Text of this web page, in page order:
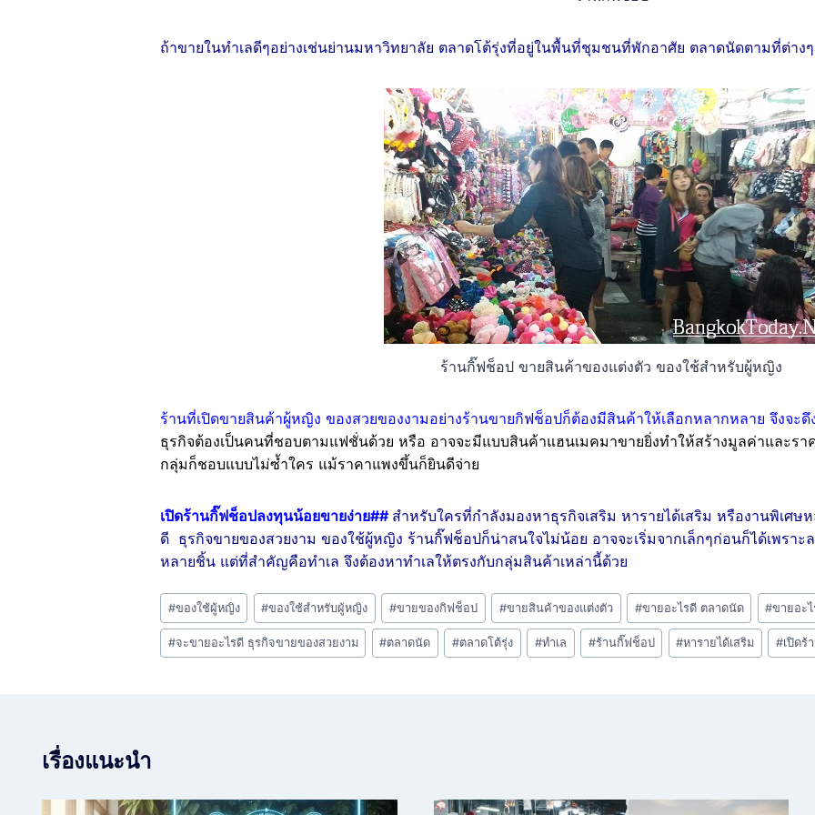
ถ้าขายในทำเลดีๆอย่างเช่นย่านมหาวิทยาลัย ตลาดโต้รุ่งที่อยู่ในพื้นที่ชุมชนที่พักอาศัย ตลาดนัดตามที่ต่าง
ร้านกิ๊ฟช็อป ขายสินค้าของแต่งตัว ของใช้สำหรับผู้หญิง
ร้านที่เปิดขายสินค้าผู้หญิง ของสวยของงามอย่างร้านขายกิฟช็อปก็ต้องมีสินค้าให้เลือกหลากหลาย จึงจะ
ธุรกิจต้องเป็นคนที่ชอบตามแฟชั่นด้วย หรือ อาจจะมีแบบสินค้าแฮนเมคมาขายยิ่งทำให้สร้างมูลค่าและรา
กลุ่มก็ชอบแบบไม่ซ้ำใคร แม้ราคาแพงขึ้นก็ยินดีจ่าย
เปิดร้านกิ๊ฟช็อปลงทุนน้อยขายง่าย## สำหรับใครที่กำลังมองหาธุรกิจเสริม หารายได้เสริม หรืองานพิเศษ
ดี ธุรกิจขายของสวยงาม ของใช้ผู้หญิง ร้านกิ๊ฟช็อปก็น่าสนใจไม่น้อย อาจจะเริ่มจากเล็กๆก่อนก็ได้เพรา
หลายชิ้น แต่ที่สำคัญคือทำเล จึงต้องหาทำเลให้ตรงกับกลุ่มสินค้าเหล่านี้ด้วย
Post
Tags:
#ของใช้ผู้หญิง #ของใช้สำหรับผู้หญิง #ขายของกิฟช็อป #ขายสินค้าของแต่งตัว #ขายอะไรดี ตลาดนัด #ขายอะ
#จะขายอะไรดี ธุรกิจขายของสวยงาม #ตลาดนัด #ตลาดโต้รุ่ง #ทำเล #ร้านกิ๊ฟช็อป #หารายได้เสริม #เปิดร้
เรื่องแนะนำ